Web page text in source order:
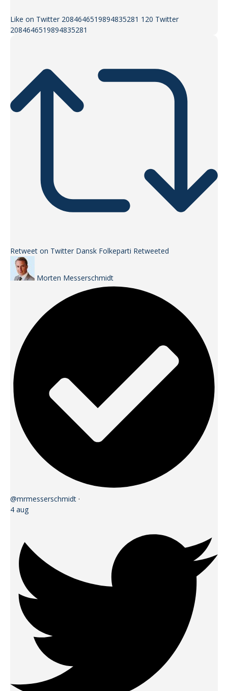
Like on Twitter 2084646519894835281 120 Twitter
2084646519894835281
Retweet on Twitter Dansk Folkeparti Retweeted
Morten Messerschmidt
@mrmesserschmidt ·
4 aug